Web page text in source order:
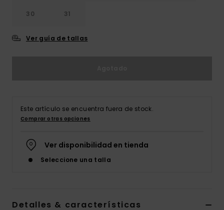
30 31
Ver guía de tallas
Este artículo se encuentra fuera de stock.
Comprar otras opciones
Ver disponibilidad en tienda
Seleccione una talla
Detalles & características